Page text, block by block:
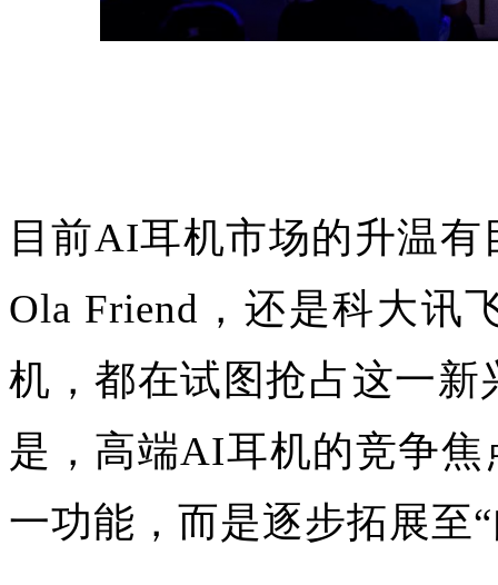
目前AI耳机市场的升温
Ola Friend，还是科大讯
机，都在试图抢占这一
是，高端AI耳机的竞争焦
一功能，而是逐步拓展至